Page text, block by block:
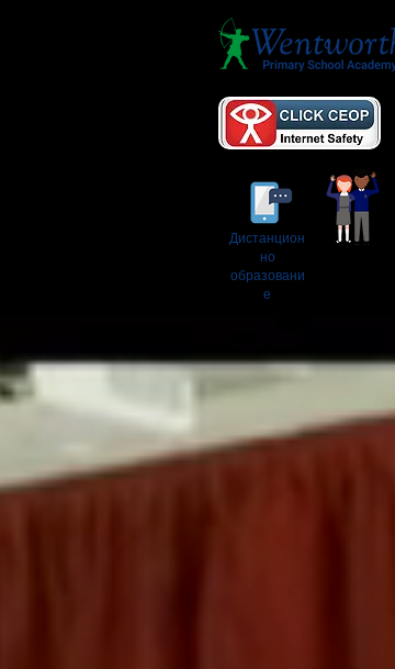
Дистанцион
но
образовани
е